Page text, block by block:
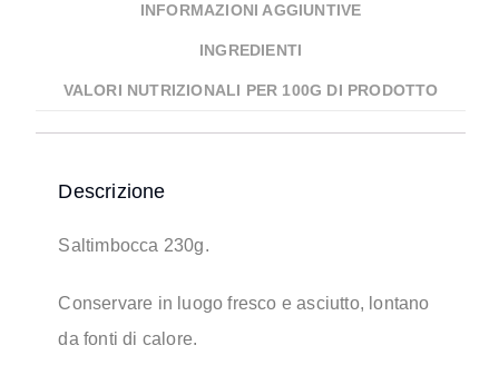
INFORMAZIONI AGGIUNTIVE
INGREDIENTI
VALORI NUTRIZIONALI PER 100G DI PRODOTTO
Descrizione
Saltimbocca 230g.
Conservare in luogo fresco e asciutto, lontano
da fonti di calore.